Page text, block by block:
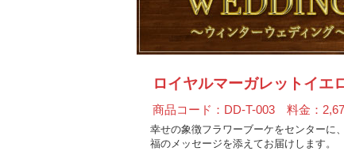
ロイヤルマーガレットイエ
商品コード：DD-T-003 料金：
幸せの象徴フラワーブーケをセンターに
福のメッセージを添えてお届けします。